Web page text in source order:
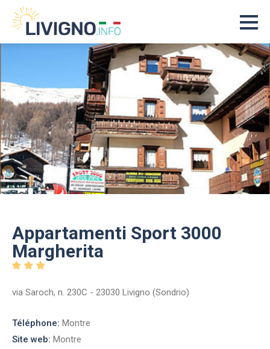
Appartamenti Sport 3000
Margherita
via Saroch, n. 230C - 23030 Livigno (Sondrio)
Téléphone: Montre
Site web: Montre